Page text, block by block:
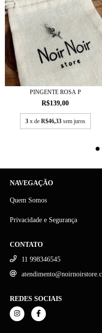
PINGENTE ROSA P
R$139,00
3 x de R$46,33 sem juros
NAVEGAÇÃO
Quem Somos
Privacidade e Segurança
CONTATO
11 998346545
REDES SOCIAIS